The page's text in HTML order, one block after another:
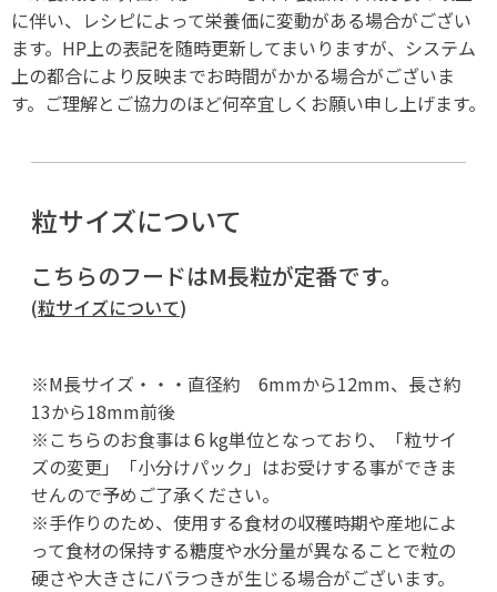
に伴い、レシピによって栄養価に変動がある場合がござい
ます。HP上の表記を随時更新してまいりますが、システム
上の都合により反映までお時間がかかる場合がございま
す。ご理解とご協力のほど何卒宜しくお願い申し上げます。
粒サイズについて
こちらのフードはM長粒が定番です。
(粒サイズについて)
※M長サイズ・・・直径約 6mmから12mm、長さ約
13から18mm前後
※こちらのお食事は６kg単位となっており、「粒サイ
ズの変更」「小分けパック」はお受けする事ができま
せんので予めご了承ください。
※手作りのため、使用する食材の収穫時期や産地によ
って食材の保持する糖度や水分量が異なることで粒の
硬さや大きさにバラつきが生じる場合がございます。